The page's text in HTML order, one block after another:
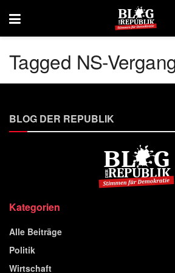
Tagged NS-
BLOG DER REPUBLIK
Kategorien
Alle Beiträge
Politik
Wirtschaft